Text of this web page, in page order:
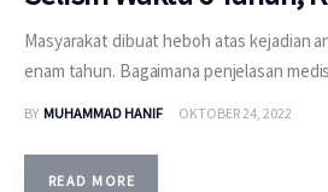
Masyarakat dibuat heboh atas kejadian
enam tahun. Bagaimana penjelasan
BY MUHAMMAD HANIF OKTOBER 24, 2022
READ MORE